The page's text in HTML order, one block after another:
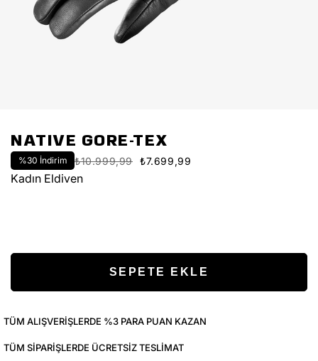
NATIVE GORE-TEX
%30 İndirim ₺10.999,99 ₺7.699,99
Kadın Eldiven
TÜM ALIŞVERIŞLERDE %3 PARA PUAN KAZAN
TÜM SIPARIŞLERDE ÜCRETSIZ TESLIMAT